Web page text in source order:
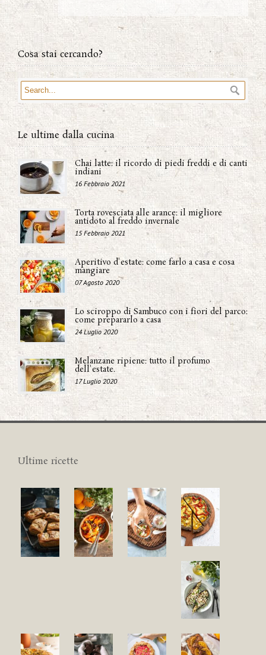
Cosa stai cercando?
Le ultime dalla cucina
Chai latte: il ricordo di piedi freddi e di canti
indiani
16 Febbraio 2021
Torta rovesciata alle arance: il migliore
antidoto al freddo invernale
15 Febbraio 2021
Aperitivo d'estate: come farlo a casa e cosa
mangiare
07 Agosto 2020
Lo sciroppo di Sambuco con i fiori del parco:
come prepararlo a casa
24 Luglio 2020
Melanzane ripiene: tutto il profumo
dell'estate.
17 Luglio 2020
Ultime ricette